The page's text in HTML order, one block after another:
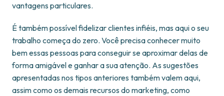
vantagens particulares.
É também possível fidelizar clientes infiéis, mas aqui o seu
trabalho começa do zero. Você precisa conhecer muito
bem essas pessoas para conseguir se aproximar delas de
forma amigável e ganhar a sua atenção. As sugestões
apresentadas nos tipos anteriores também valem aqui,
assim como os demais recursos do marketing, como